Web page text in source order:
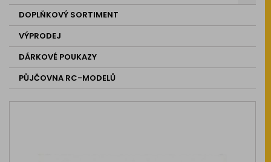
DOPLŇKOVÝ SORTIMENT
VÝPRODEJ
DÁRKOVÉ POUKAZY
PŮJČOVNA RC-MODELŮ